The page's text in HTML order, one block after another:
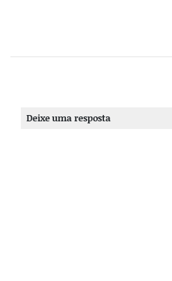
Deixe uma resposta